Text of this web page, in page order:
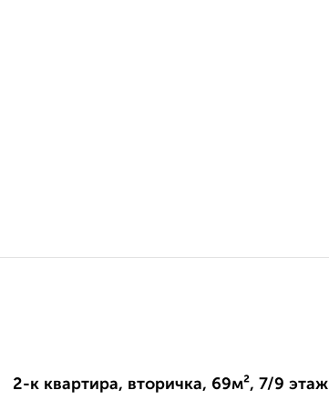
2-к квартира, вторичка, 69м², 7/9 этаж